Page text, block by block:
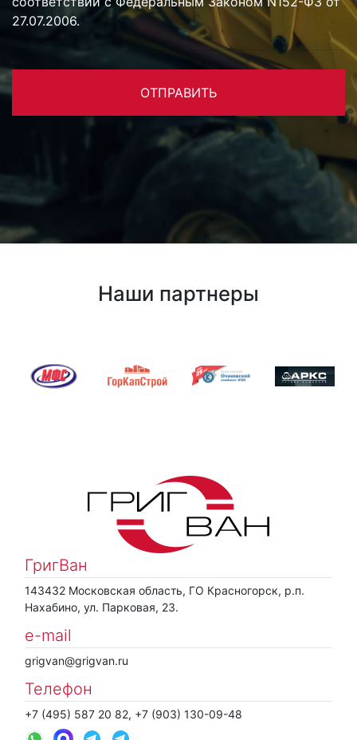
27.07.2006.
ОТПРАВИТЬ
Наши партнеры
ГригВан
143432 Московская область, ГО Красногорск, р.п.
Нахабино, ул. Парковая, 23.
e-mail
grigvan@grigvan.ru
Телефон
+7 (495) 587 20 82, +7 (903) 130-09-48